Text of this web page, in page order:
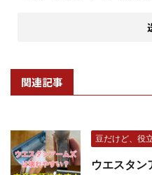
関連記事
豆だけど、役
ウエスタ